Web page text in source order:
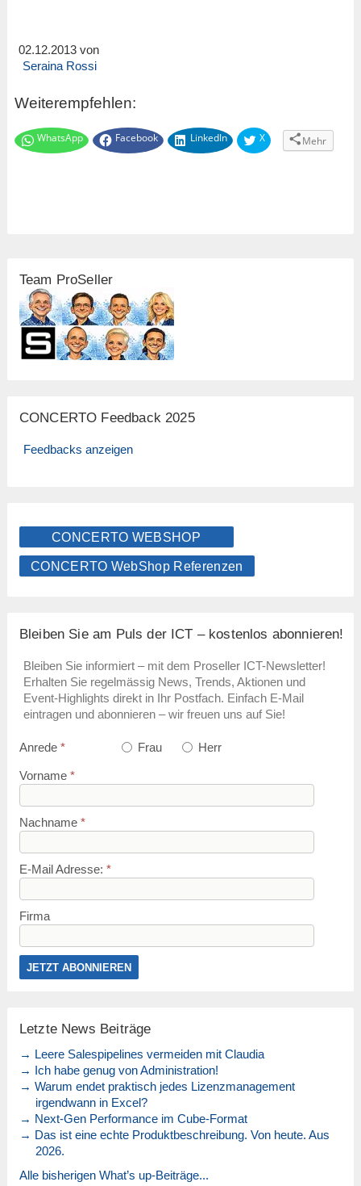
02.12.2013 von
Seraina Rossi
Weiterempfehlen:
WhatsApp Facebook LinkedIn X Mehr
Team ProSeller
CONCERTO Feedback 2025
Feedbacks anzeigen
CONCERTO WEBSHOP
CONCERTO WebShop Referenzen
Bleiben Sie am Puls der ICT – kostenlos abonnieren!
Bleiben Sie informiert – mit dem Proseller ICT-Newsletter!
Erhalten Sie regelmässig News, Trends, Aktionen und
Event-Highlights direkt in Ihr Postfach. Einfach E-Mail
eintragen und abonnieren – wir freuen uns auf Sie!
Anrede * Frau Herr
Vorname *
Nachname *
E-Mail Adresse: *
Firma
Letzte News Beiträge
→ Leere Salespipelines vermeiden mit Claudia
→ Ich habe genug von Administration!
→ Warum endet praktisch jedes Lizenzmanagement
irgendwann in Excel?
→ Next-Gen Performance im Cube-Format
→ Das ist eine echte Produktbeschreibung. Von heute. Aus
2026.
Alle bisherigen What’s up-Beiträge...